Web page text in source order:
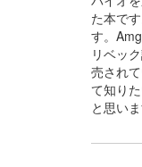
た本で
す。
リベッ
売され
て知り
と思いま